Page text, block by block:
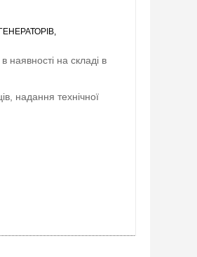
наявності на складі в
надання технічної